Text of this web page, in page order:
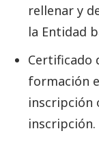
rellenar y
la Entidad
Certificado
formación
inscripción
inscripción.